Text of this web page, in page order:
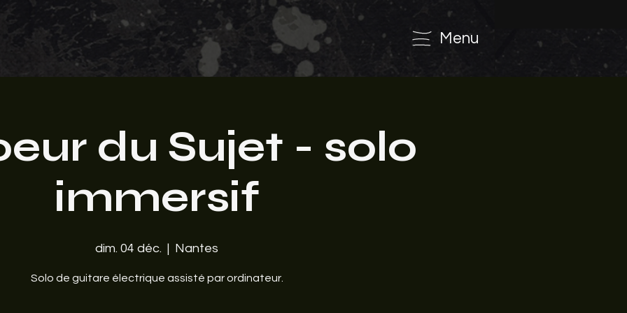
Menu
du Sujet - solo
immersif
dim. 04 déc.
  |
Nantes
Solo de guitare électrique assisté par ordinateur.